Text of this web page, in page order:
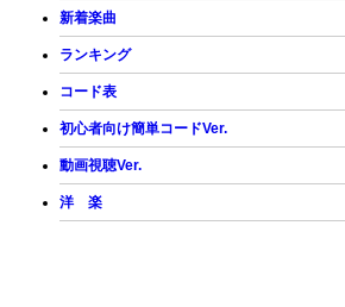
新着楽曲
ランキング
コード表
初心者向け簡単コードVer.
動画視聴Ver.
洋 楽